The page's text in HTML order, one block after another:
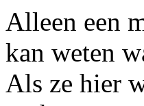
Alleen een
kan weten
Als ze hier